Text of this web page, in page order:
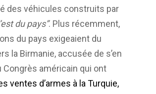
des véhicules construits par
du pays”. Plus récemment,
du pays exigeaient du
la Birmanie, accusée de s’en
Congrès américain qui ont
ventes d’armes à la Turquie,